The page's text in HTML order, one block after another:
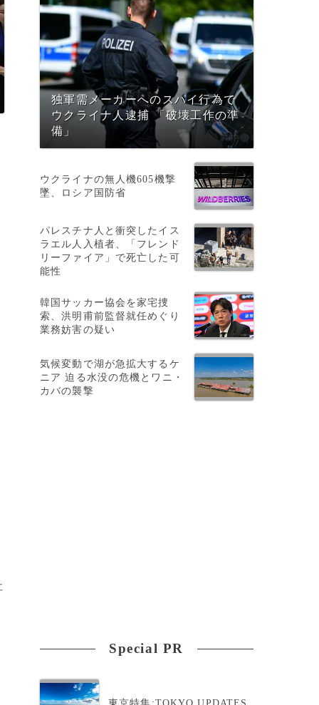
独軍需メーカーへのスパイ行為で
ウクライナ人逮捕 「破壊工作の準
備」
ウクライナの無人機605機撃
墜、ロシア国防省
パレスチナ人と衝突したイス
ラエル人入植者、「フレンド
リーファイア」で死亡した可
能性
韓国サッカー協会を家宅捜
索、洪明甫前監督就任めぐり
業務妨害の疑い
気候変動で湖が急拡大するケ
ニア 迫る水没の危機とワニ・
カバの襲撃
Special PR
東京特集:TOKYO UPDATES